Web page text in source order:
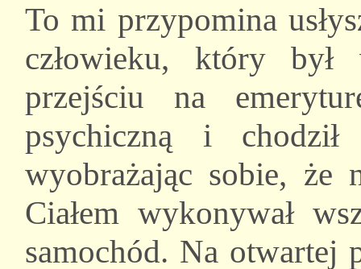
To mi przypomina
człowieku, który
przejściu na
psychiczną i
wyobrażając sobie, że
Ciałem wykonywał
samochód. Na otwartej